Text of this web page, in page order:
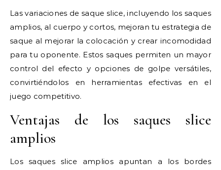
Las variaciones de saque slice, incluyendo los saques
amplios, al cuerpo y cortos, mejoran tu estrategia de
saque al mejorar la colocación y crear incomodidad
para tu oponente. Estos saques permiten un mayor
control del efecto y opciones de golpe versátiles,
convirtiéndolos en herramientas efectivas en el
juego competitivo.
Ventajas de los saques slice
amplios
Los saques slice amplios apuntan a los bordes